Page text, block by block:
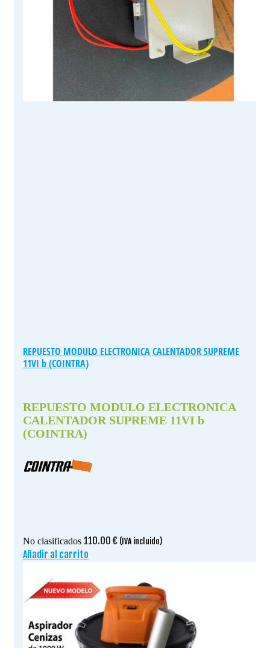
REPUESTO MODULO ELECTRONICA CALENTADOR SUPREME
11VI b (COINTRA)
REPUESTO MODULO ELECTRONICA
CALENTADOR SUPREME 11VI b
(COINTRA)
No clasificados 110.00 € (IVA incluido)
Añadir al carrito